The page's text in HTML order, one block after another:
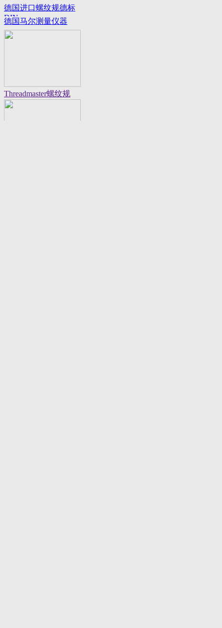
德国进口螺纹规德标
DIN
德国马尔测量仪器
Threadmaster螺纹规